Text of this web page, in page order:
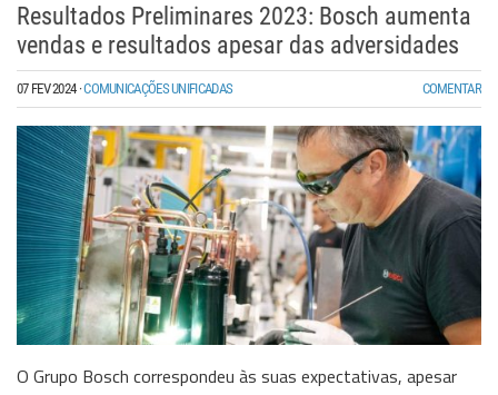
Resultados Preliminares 2023: Bosch aumenta
vendas e resultados apesar das adversidades
07 FEV 2024·COMUNICAÇÕES UNIFICADAS COMENTAR
O Grupo Bosch correspondeu às suas expectativas, apesar